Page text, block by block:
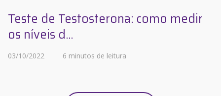
Teste de Testosterona: como medir
os níveis d...
03/10/2022 6 minutos de leitura